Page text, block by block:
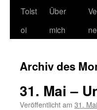
Tolst
oi
Über
mich
Archiv des
31. Mai –
Veröffentlicht am 31.